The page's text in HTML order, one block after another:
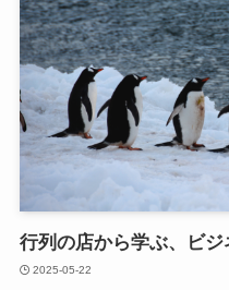
行列の店から学ぶ、ビ
2025-05-22